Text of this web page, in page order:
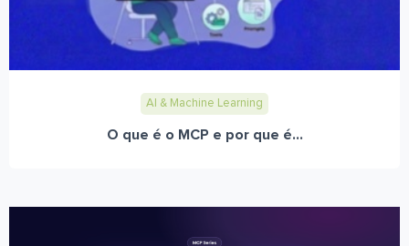
AI & Machine Learning
O que é o MCP e por que é...